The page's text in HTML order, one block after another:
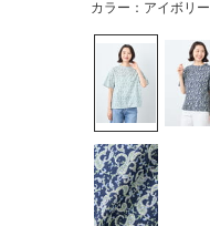
カラー：アイボリー